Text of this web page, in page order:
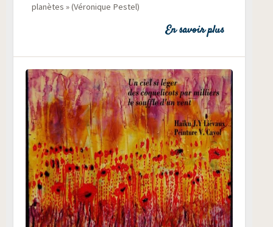
pla­nètes » (Véro­nique Pestel)
En savoir plus